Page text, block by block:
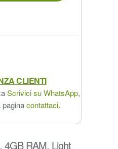
CLIENTI
Scrivici su WhatsApp,
paginacontattaci.
4GB RAM, Light